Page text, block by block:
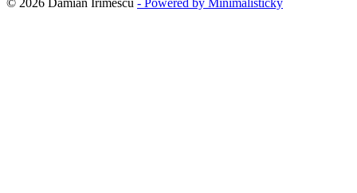
© 2026 Damian Irimescu - Powered by Minimalisticky